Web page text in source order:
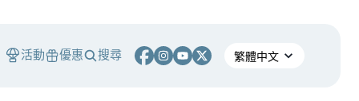
活動 優惠 搜尋